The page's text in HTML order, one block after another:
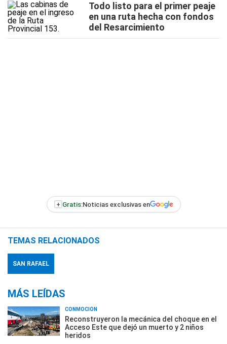
Todo listo para el primer peaje
en una ruta hecha con fondos
del Resarcimiento
+ Gratis:Noticias exclusivas en
TEMAS RELACIONADOS
SAN RAFAEL
MÁS LEÍDAS
CONMOCIÓN
Reconstruyeron la mecánica del choque en el
Acceso Este que dejó un muerto y 2 niños
heridos